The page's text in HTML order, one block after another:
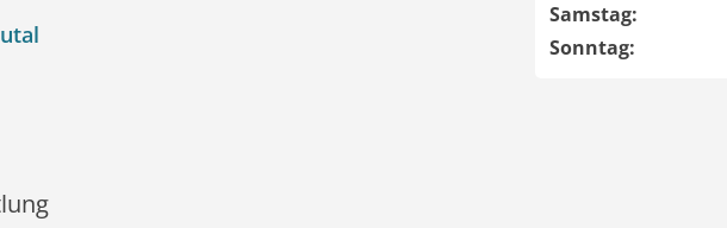
Samstag:
Sonntag: